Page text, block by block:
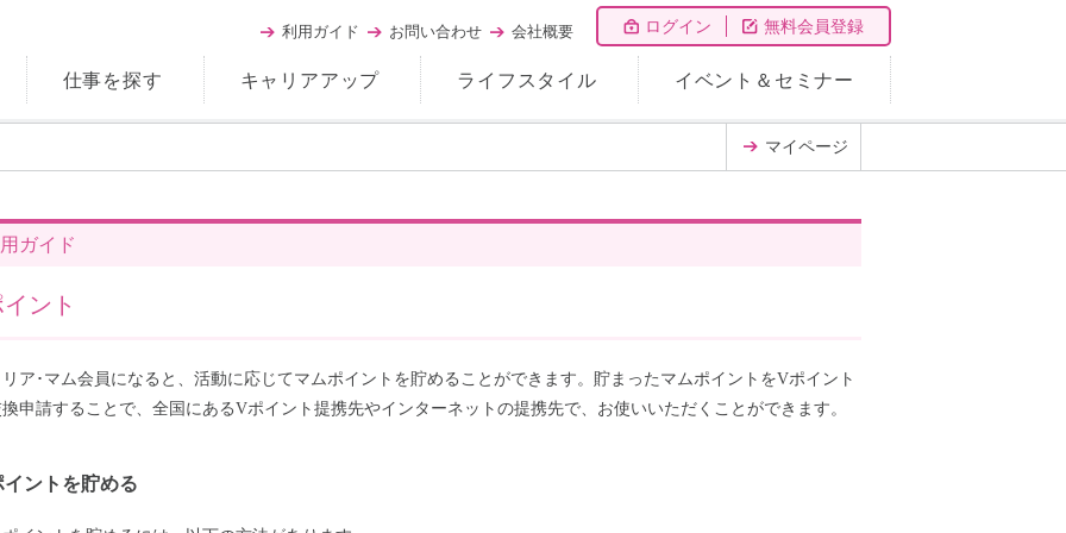
ログイン 無料会員登録
仕事を探す キャリアアップ ライフスタイル イベント＆セミナー
利用ガイド お問い合わせ 会社概要
マイページ
ガイド
ント
ア･マム会員になると、活動に応じてマムポイントを貯めることができます。貯まったマムポイントをVポイント
申請することで、全国にあるVポイント提携先やインターネットの提携先で、お使いいただくことができます。
イントを貯める